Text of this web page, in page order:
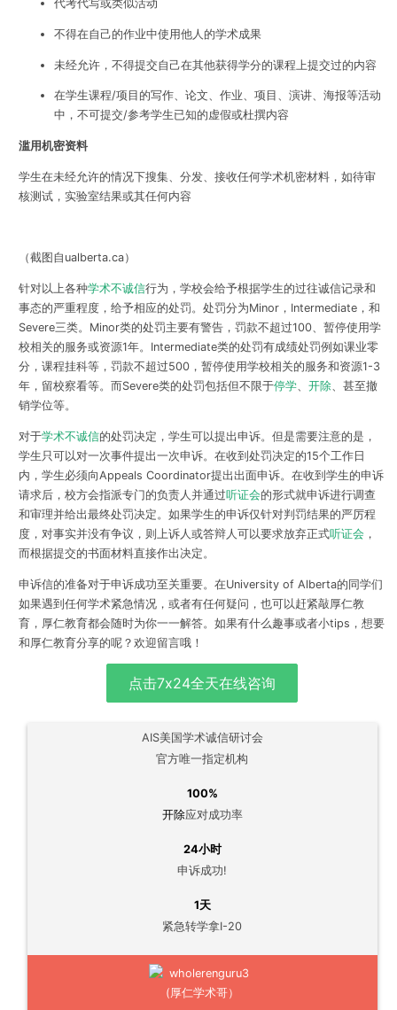
代考代写或类似活动
不得在自己的作业中使用他人的学术成果
未经允许，不得提交自己在其他获得学分的课程上提交过的内容
在学生课程/项目的写作、论文、作业、项目、演讲、海报等活动
中，不可提交/参考学生已知的虚假或杜撰内容
滥用机密资料
学生在未经允许的情况下搜集、分发、接收任何学术机密材料，如待审
核测试，实验室结果或其任何内容
（截图自ualberta.ca）
针对以上各种学术不诚信行为，学校会给予根据学生的过往诚信记录和
事态的严重程度，给予相应的处罚。处罚分为Minor，Intermediate，和
Severe三类。Minor类的处罚主要有警告，罚款不超过100、暂停使用学
校相关的服务或资源1年。Intermediate类的处罚有成绩处罚例如课业零
分，课程挂科等，罚款不超过500，暂停使用学校相关的服务和资源1-3
年，留校察看等。而Severe类的处罚包括但不限于停学、 开除、甚至撤
销学位等。
对于学术不诚信的处罚决定，学生可以提出申诉。但是需要注意的是，
学生只可以对一次事件提出一次申诉。 在收到处罚决定的15个工作日
内，学生必须向Appeals Coordinator提出出面申诉。 在收到学生的申诉
请求后，校方会指派专门的负责人并通过听证会的形式就申诉进行调查
和审理并给出最终处罚决定。如果学生的申诉仅针对判罚结果的严厉程
度，对事实并没有争议，则上诉人或答辩人可以要求放弃正式听证会 ，
而根据提交的书面材料直接作出决定。
申诉信的准备对于申诉成功至关重要。 在University of Alberta的同学们
如果遇到任何学术紧急情况，或者有任何疑问， 也可以赶紧敲厚仁教
育，厚仁教育都会随时为你一一解答。如果有什么趣事或者小tips，想要
和厚仁教育分享的呢？欢迎留言哦！
点击7x24全天在线咨询
AIS美国学术诚信研讨会
官方唯一指定机构
100%
开除应对成功率
24小时
申诉成功!
1天
紧急转学拿I-20